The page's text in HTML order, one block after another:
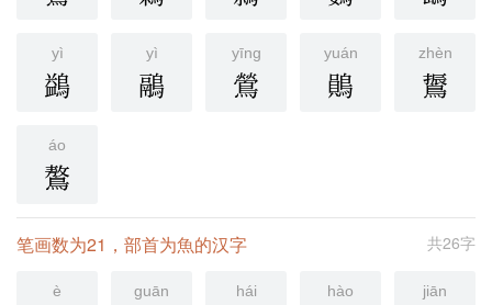
yì
鷁
yì
鷊
yīng
鶯
yuán
鶰
zhèn
䳲
áo
鷔
共26字
笔画数为21，部首为魚的汉字
è guān hái hào jiān